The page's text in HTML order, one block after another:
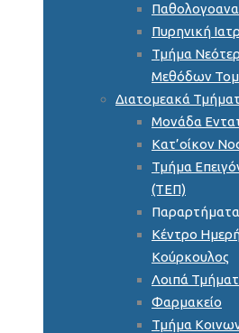
Πυρηνική
Τμήμα
Μεθόδων
Διατομεακά
Μονάδα
Κατ’οίκον
Τμήμα
(ΤΕΠ)
Παραρτήματα
Κέντρο
Κούρκουλος
Λοιπά
Φαρμακείο
Τμήμα